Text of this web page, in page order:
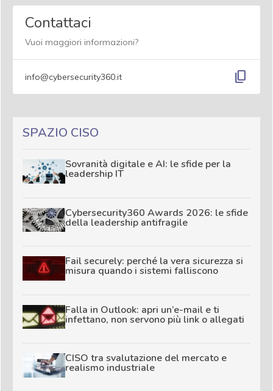
Contattaci
Vuoi maggiori informazioni?
info@cybersecurity360.it content_copy
SPAZIO CISO
Sovranità digitale e AI: le sfide per la
leadership IT
Cybersecurity360 Awards 2026: le sfide
della leadership antifragile
Fail securely: perché la vera sicurezza si
misura quando i sistemi falliscono
Falla in Outlook: apri un’e-mail e ti
infettano, non servono più link o allegati
CISO tra svalutazione del mercato e
realismo industriale